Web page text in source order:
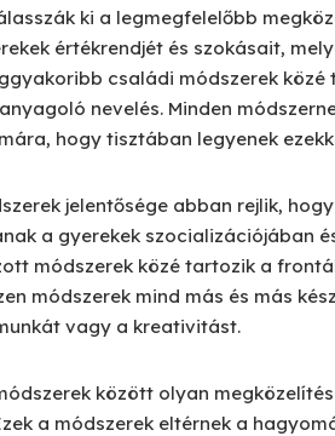
ki a legmegfelelőbb
értékrendjét és szokásait,
családi módszerek
nevelés. Minden
hogy tisztában legyenek
jelentősége abban rejlik,
a gyerekek szocializációjában
módszerek közé tartozik a
módszerek mind más és más
vagy a kreativitást.
között olyan
a módszerek eltérnek a